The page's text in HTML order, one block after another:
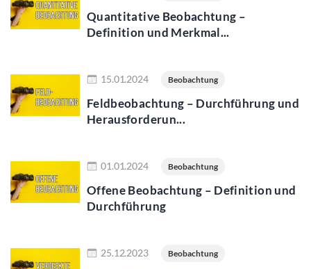
Quantitative Beobachtung –
Definition und Merkmal...
15.01.2024 Beobachtung
Feldbeobachtung – Durchführung und
Herausforderun...
01.01.2024 Beobachtung
Offene Beobachtung – Definition und
Durchführung
25.12.2023 Beobachtung